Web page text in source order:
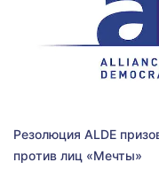
Резолюция ALDE
против лиц «Мечты»